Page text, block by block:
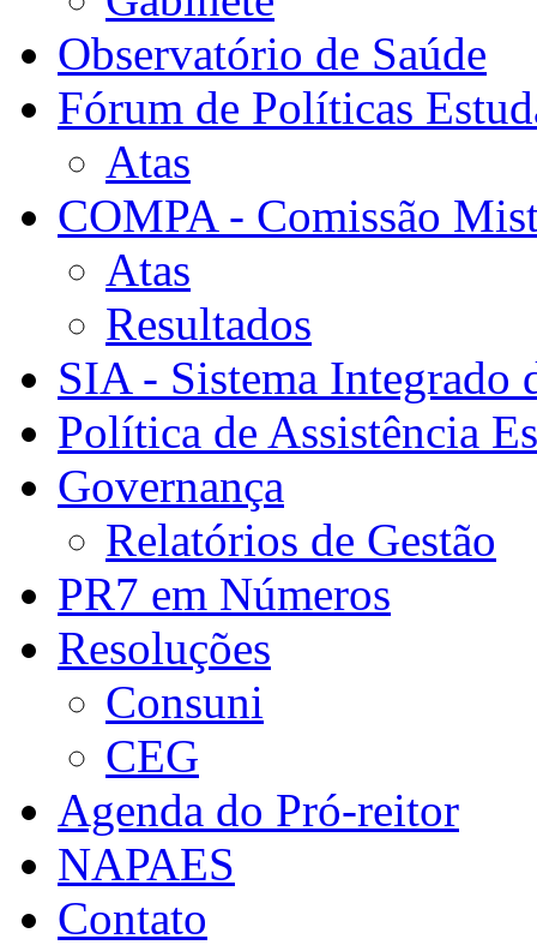
Observatório de Saúde
Fórum de Políticas
Atas
COMPA - Comissão
Atas
Resultados
SIA - Sistema Integrado
Política de Assistência
Governança
Relatórios de Gestão
PR7 em Números
Resoluções
Consuni
CEG
Agenda do Pró-reitor
NAPAES
Contato